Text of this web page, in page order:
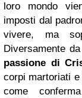
loro mondo
imposti dal
vivere, ma
Diversamente
passione di
corpi martoriati
come